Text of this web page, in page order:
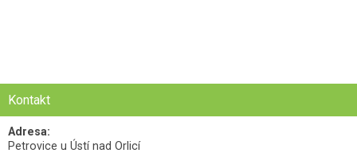
Kontakt
Adresa:
Petrovice u Ústí nad Orlicí